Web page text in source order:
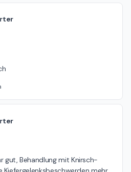
gut, Behandlung mit Knirsch-